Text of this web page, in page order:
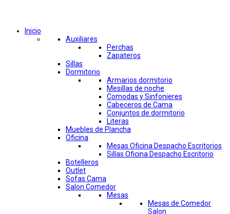
Inicio
Auxiliares
Perchas
Zapateros
Sillas
Dormitorio
Armarios dormitorio
Mesillas de noche
Comodas y Sinfonieres
Cabeceros de Cama
Conjuntos de dormitorio
Literas
Muebles de Plancha
Oficina
Mesas Oficina Despacho Escritorios
Sillas Oficina Despacho Escritorio
Botelleros
Outlet
Sofas Cama
Salon Comedor
Mesas
Mesas de Comedor
Salon